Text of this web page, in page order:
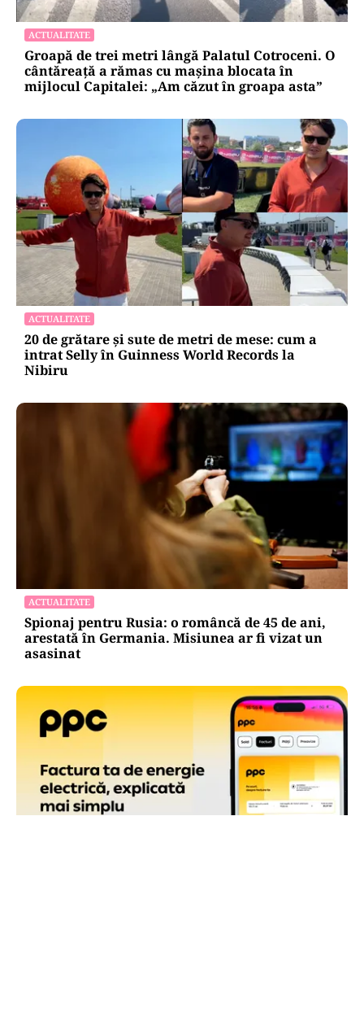
ACTUALITATE
Groapă de trei metri lângă Palatul Cotroceni. O
cântăreață a rămas cu mașina blocata în
mijlocul Capitalei: „Am căzut în groapa asta”
ACTUALITATE
20 de grătare și sute de metri de mese: cum a
intrat Selly în Guinness World Records la
Nibiru
ACTUALITATE
Spionaj pentru Rusia: o româncă de 45 de ani,
arestată în Germania. Misiunea ar fi vizat un
asasinat